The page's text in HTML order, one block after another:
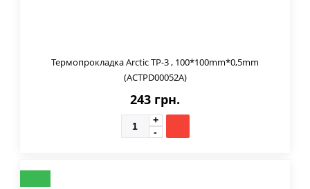
Термопрокладка Arctic TP-3 , 100*100mm*0,5mm
(ACTPD00052A)
243 грн.